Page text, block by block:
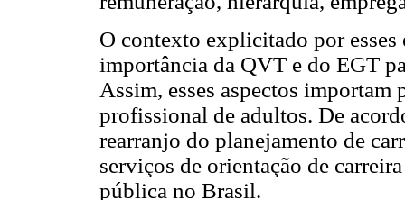
O contexto explicitado por esses
importância da QVT e do EGT
Assim, esses aspectos importam
profissional de adultos. De
rearranjo do planejamento de
serviços de orientação de
pública no Brasil.